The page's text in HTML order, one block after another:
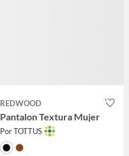
REDWOOD
Pantalon Textura Mujer
Por TOTTUS